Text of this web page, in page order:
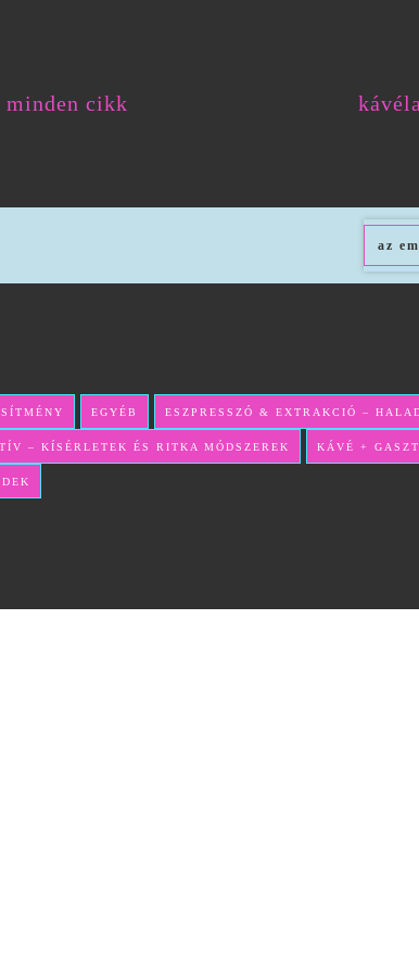
minden cikk
EGYÉB ESZPRESSZÓ & EXTRAKCIÓ –
– KÍSÉRLETEK ÉS RITKA MÓDSZEREK KÁVÉ +